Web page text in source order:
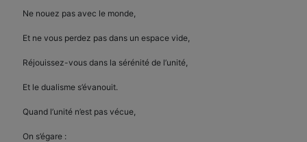
Ne nouez pas avec le monde,
Et ne vous perdez pas dans un espace vide,
Réjouissez-vous dans la sérénité de l’unité,
Et le dualisme s’évanouit.
Quand l’unité n’est pas vécue,
On s’égare :